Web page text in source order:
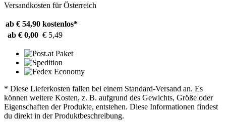
Versandkosten für Österreich
ab € 54,90 kostenlos*
ab € 0,00 € 5,49
* Diese Lieferkosten fallen bei einem Standard-Versand an. Es
können weitere Kosten, z. B. aufgrund des Gewichts, Größe oder
Eigenschaften der Produkte, entstehen. Diese Informationen findest
du direkt in der Produktbeschreibung.